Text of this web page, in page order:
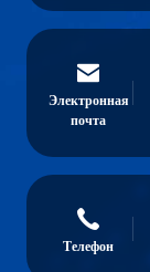
Электронная
почта
Телефон